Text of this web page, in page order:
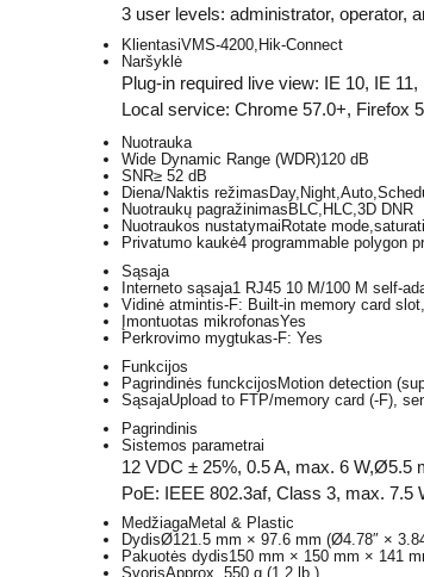
3 user levels: administrator, operator,
KlientasiVMS-4200,Hik-Connect
Naršyklė
Plug-in required live view: IE 10, IE 11,
Local service: Chrome 57.0+, Firefox
Nuotrauka
Wide Dynamic Range (WDR)120 dB
SNR≥ 52 dB
Diena/Naktis režimas
Nuotraukų pagražinimasBLC,HLC,3D DNR
Nuotraukos nustatymaiRotate
Privatumo kaukė4 programmable polygon
Sąsaja
Interneto sąsaja1 RJ45 10 M/100 M self-
Vidinė atmintis-F: Built-in memory card
Įmontuotas mikrofonasYes
Perkrovimo mygtukas-F: Yes
Funkcijos
Pagrindinės funckcijosMotion detection
SąsajaUpload to FTP/memory card (-F),
Pagrindinis
Sistemos parametrai
12 VDC ± 25%, 0.5 A, max. 6 W,Ø5.5
PoE: IEEE 802.3af, Class 3, max. 7.5
MedžiagaMetal & Plastic
DydisØ121.5 mm × 97.6 mm (Ø4.78″ ×
Pakuotės dydis150 mm × 150 mm × 141
SvorisApprox. 550 g (1.2 lb.)